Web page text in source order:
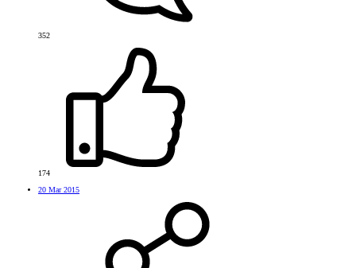
352
174
20 Mar 2015